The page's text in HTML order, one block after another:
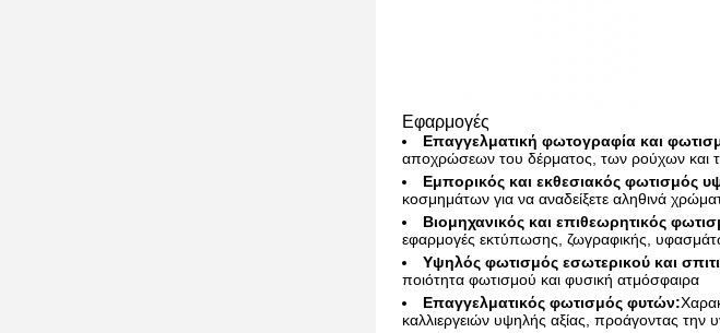
Εφαρμογές
Επαγγελματική φωτογραφία και
αποχρώσεων του δέρματος, των ρούχων και
Εμπορικός και εκθεσιακός φωτισμός
κοσμημάτων για να αναδείξετε αληθινά
Βιομηχανικός και επιθεωρητικός
εφαρμογές εκτύπωσης, ζωγραφικής,
Υψηλός φωτισμός εσωτερικού και
ποιότητα φωτισμού και φυσική ατμόσφαιρα
Επαγγελματικός φωτισμός φυτών:
καλλιεργειών υψηλής αξίας, προάγοντας την